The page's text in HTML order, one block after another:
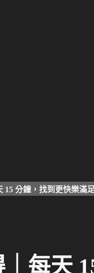
15 分鐘，找到更快樂滿
每天